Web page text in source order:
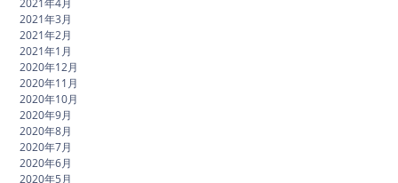
2021年4月
2021年3月
2021年2月
2021年1月
2020年12月
2020年11月
2020年10月
2020年9月
2020年8月
2020年7月
2020年6月
2020年5月